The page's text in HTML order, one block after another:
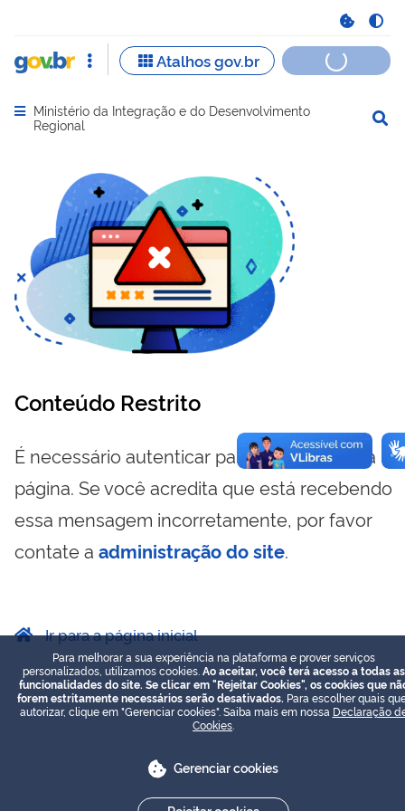
Abrir menu principal de navegação
Ministério da Integração e do Desenvolvimento
Regional
Conteúdo Restrito
É necessário autenticar para visualizar essa
página. Se você acredita que está recebendo
essa mensagem incorretamente, por favor
contate a administração do site.
Ir para a página inicial
Para melhorar a sua experiência na plataforma e prover serviços
personalizados, utilizamos cookies. Ao aceitar, você terá acesso a todas as
funcionalidades do site. Se clicar em "Rejeitar Cookies", os cookies que
forem estritamente necessários serão desativados. Para escolher quais
autorizar, clique em "Gerenciar cookies". Saiba mais em nossa Declaração
Cookies
Gerenciar cookies